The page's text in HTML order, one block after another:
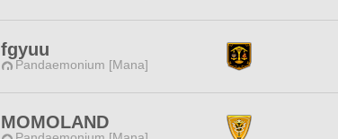
fgyuu
Pandaemonium [Mana]
MOMOLAND